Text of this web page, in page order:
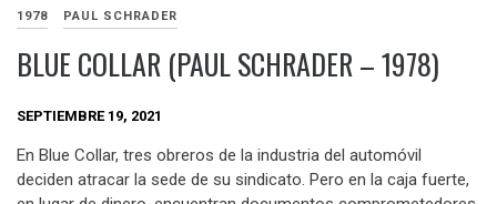
1978 PAUL SCHRADER
BLUE COLLAR (PAUL SCHRADER – 1978)
SEPTIEMBRE 19, 2021
En Blue Collar, tres obreros de la industria del automóvil
deciden atracar la sede de su sindicato. Pero en la caja fuerte,